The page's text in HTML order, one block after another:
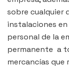
sobre cualquier
instalaciones
personal de la
permanente a
mercancías que